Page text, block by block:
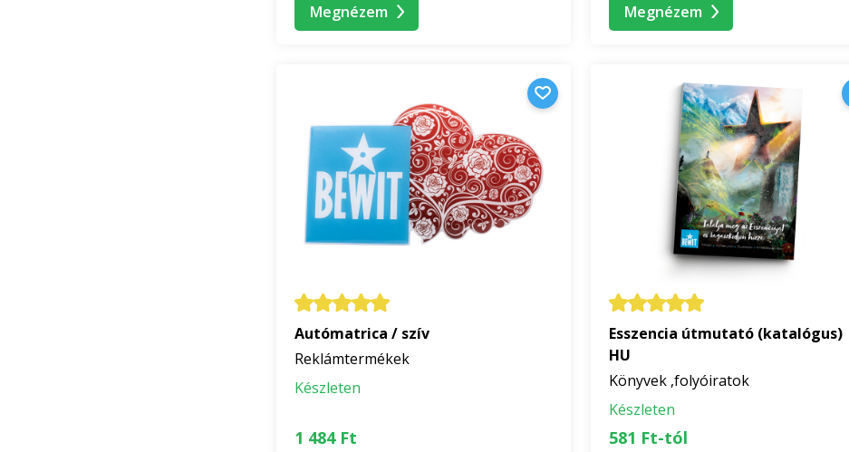
Megnézem Megnézem
Autómatrica / szív
Reklámtermékek
Készleten
1 484 Ft
Esszencia útmutató (katalógus)
HU
Könyvek ,folyóiratok
Készleten
581 Ft-tól